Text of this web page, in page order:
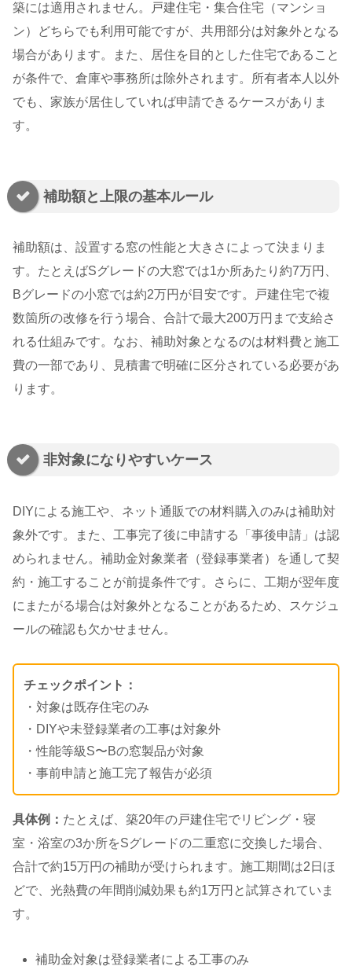
築には適用されません。戸建住宅・集合住宅（マンショ
ン）どちらでも利用可能ですが、共用部分は対象外となる
場合があります。また、居住を目的とした住宅であること
が条件で、倉庫や事務所は除外されます。所有者本人以外
でも、家族が居住していれば申請できるケースがありま
す。
補助額と上限の基本ルール
補助額は、設置する窓の性能と大きさによって決まりま
す。たとえばSグレードの大窓では1か所あたり約7万円、
Bグレードの小窓では約2万円が目安です。戸建住宅で複
数箇所の改修を行う場合、合計で最大200万円まで支給さ
れる仕組みです。なお、補助対象となるのは材料費と施工
費の一部であり、見積書で明確に区分されている必要があ
ります。
非対象になりやすいケース
DIYによる施工や、ネット通販での材料購入のみは補助対
象外です。また、工事完了後に申請する「事後申請」は認
められません。補助金対象業者（登録事業者）を通して契
約・施工することが前提条件です。さらに、工期が翌年度
にまたがる場合は対象外となることがあるため、スケジュ
ールの確認も欠かせません。
チェックポイント：
・対象は既存住宅のみ
・DIYや未登録業者の工事は対象外
・性能等級S〜Bの窓製品が対象
・事前申請と施工完了報告が必須
具体例： たとえば、築20年の戸建住宅でリビング・寝
室・浴室の3か所をSグレードの二重窓に交換した場合、
合計で約15万円の補助が受けられます。施工期間は2日ほ
どで、光熱費の年間削減効果も約1万円と試算されていま
す。
補助金対象は登録業者による工事のみ